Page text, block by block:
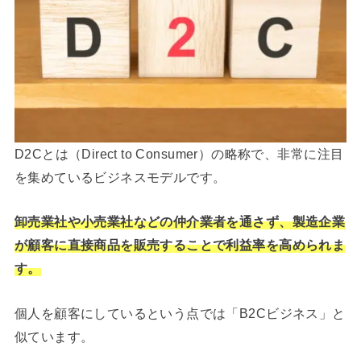
D2Cとは（Direct to Consumer）の略称で、非常に注目
を集めているビジネスモデルです。
卸売業社や小売業社などの仲介業者を通さず、製造企業
が顧客に直接商品を販売することで利益率を高められま
す。
個人を顧客にしているという点では「B2Cビジネス」と
似ています。